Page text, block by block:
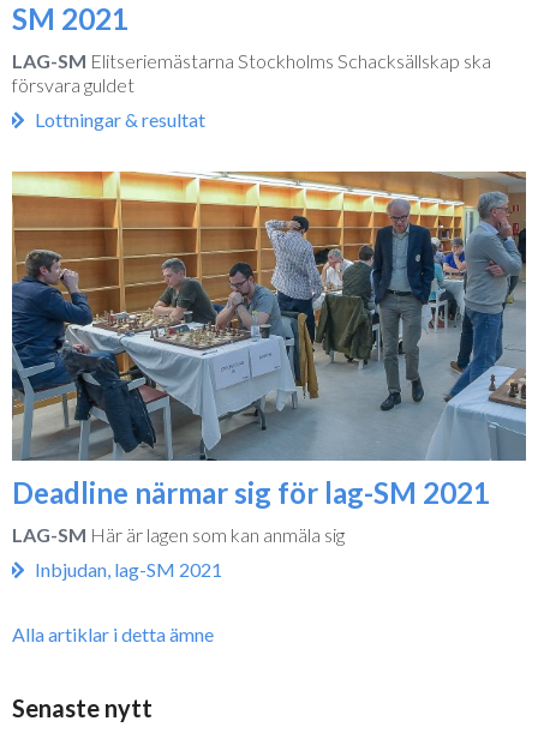
SM 2021
LAG-SM Elitseriemästarna Stockholms Schacksällskap ska
försvara guldet
Lottningar & resultat
Deadline närmar sig för lag-SM 2021
LAG-SM Här är lagen som kan anmäla sig
Inbjudan, lag-SM 2021
Alla artiklar i detta ämne
Senaste nytt